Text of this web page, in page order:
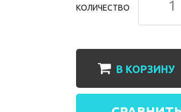
КОЛИЧЕСТВО
В КОРЗИНУ